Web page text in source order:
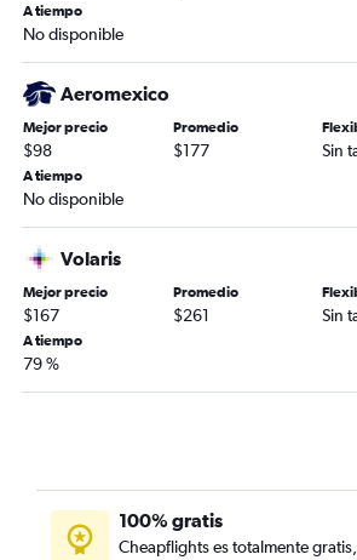
A tiempo
No disponible
Aeromexico
Mejor precio
$98
Promedio
$177 Sin
A tiempo
No disponible
Volaris
Mejor precio
$167
Promedio
$261 Sin
A tiempo
79 %
100% gratis
Cheapflights es totalmente